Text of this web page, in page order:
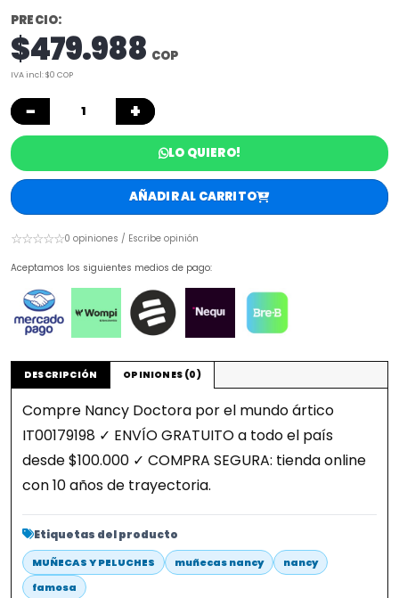
PRECIO:
$479.988 COP
IVA incl: $0 COP
− +
LO QUIERO!
AÑADIR AL CARRITO
☆☆☆☆☆0 opiniones / Escribe opinión
Aceptamos los siguientes medios de pago:
DESCRIPCIÓN OPINIONES (0)
Compre Nancy Doctora por el mundo ártico
IT00179198 ✓ ENVÍO GRATUITO a todo el país
desde $100.000 ✓ COMPRA SEGURA: tienda online
con 10 años de trayectoria.
Etiquetas del producto
MUÑECAS Y PELUCHES muñecas nancy
nancy
famosa